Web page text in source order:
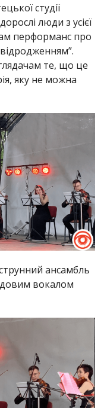
студії
люди з усієї
перформанс про
те, що це
яку не можна
ансамбль
вокалом